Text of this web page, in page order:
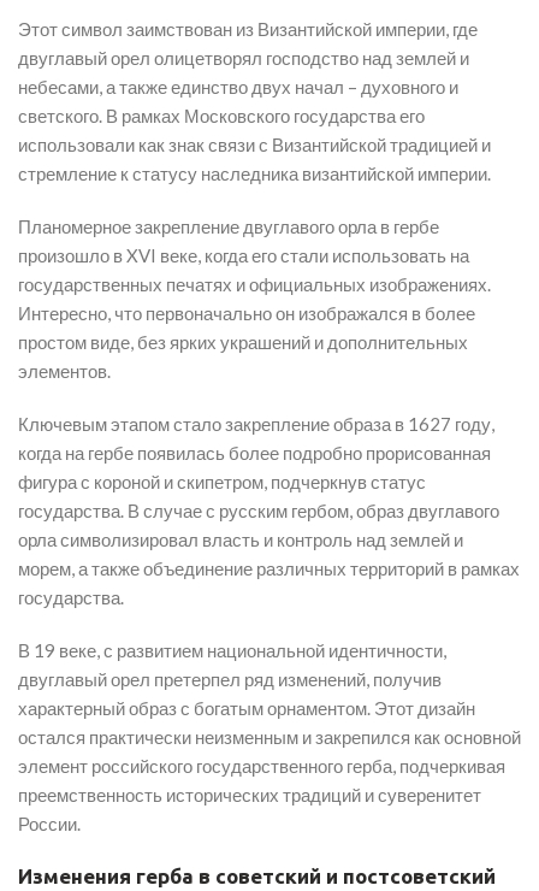
Этот символ заимствован из Византийской империи, где
двуглавый орел олицетворял господство над землей и
небесами, а также единство двух начал – духовного и
светского. В рамках Московского государства его
использовали как знак связи с Византийской традицией и
стремление к статусу наследника византийской империи.
Планомерное закрепление двуглавого орла в гербе
произошло в XVI веке, когда его стали использовать на
государственных печатях и официальных изображениях.
Интересно, что первоначально он изображался в более
простом виде, без ярких украшений и дополнительных
элементов.
Ключевым этапом стало закрепление образа в 1627 году,
когда на гербе появилась более подробно прорисованная
фигура с короной и скипетром, подчеркнув статус
государства. В случае с русским гербом, образ двуглавого
орла символизировал власть и контроль над землей и
морем, а также объединение различных территорий в рамках
государства.
В 19 веке, с развитием национальной идентичности,
двуглавый орел претерпел ряд изменений, получив
характерный образ с богатым орнаментом. Этот дизайн
остался практически неизменным и закрепился как основной
элемент российского государственного герба, подчеркивая
преемственность исторических традиций и суверенитет
России.
Изменения герба в советский и постсоветский